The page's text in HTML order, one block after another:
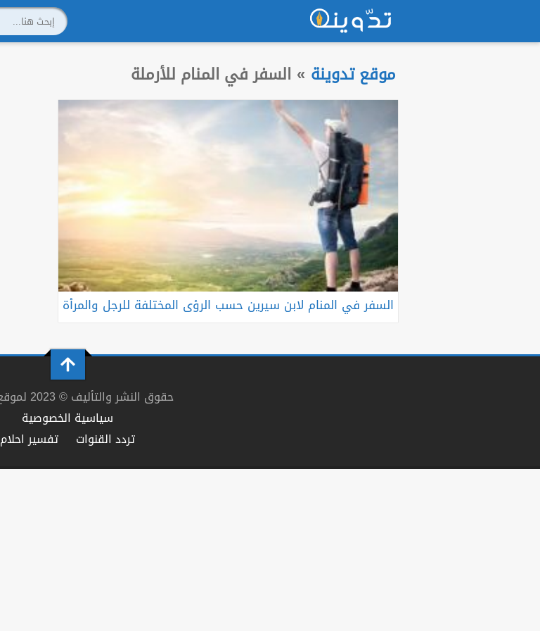
موقع تدوينة » السفر في المنام للأرملة
السفر في المنام لابن سيرين حسب الرؤى المختلفة للرجل والمرأة
حقوق النشر والتأليف © 2023 لموقع تدوينة
سياسية الخصوصية
تردد القنوات
تفسير احلام